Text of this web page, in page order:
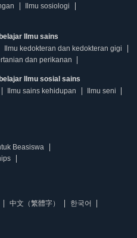
Ilmu sosiologi
Ilmu sains
Ilmu kedokteran dan kedokteran gigi
dan perikanan
Ilmu sosial sains
Ilmu sains kehidupan
Ilmu seni
Beasiswa
中文（繁體字）
한국어